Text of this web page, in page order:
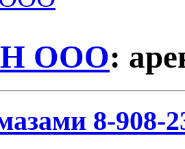
ООО:
8-908-